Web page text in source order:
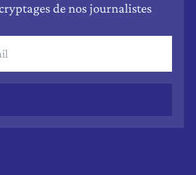
de nos journalistes